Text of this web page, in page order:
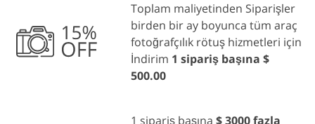
Toplam maliyetinden Siparişler
birden bir ay boyunca tüm araç
fotoğrafçılık rötuş hizmetleri için
İndirim 1 sipariş başına $
500.00
1 sipariş başına $ 3000 fazla